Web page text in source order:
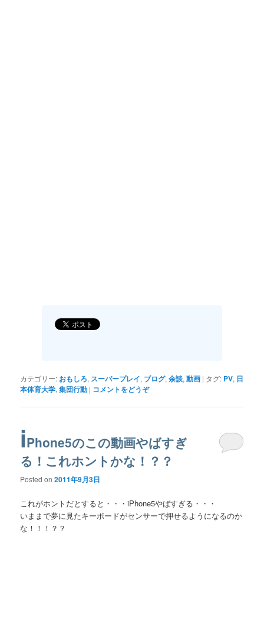
カテゴリー: おもしろ, スーパープレイ, ブログ,余談,動画 | タグ: PV, 日
本体育大学,集団行動 | コメントをどうぞ
iPhone5のこの動画やばすぎ
る！これホントかな！？？
Posted on2011年9月3日
これがホントだとすると・・・iPhone5やばすぎる・・・
いままで夢に見たキーボードがセンサーで押せるようになるのか
な！！！？？